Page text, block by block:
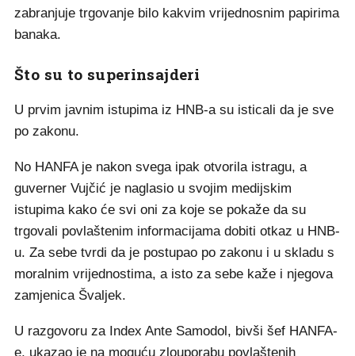
zabranjuje trgovanje bilo kakvim vrijednosnim papirima
banaka.
Što su to superinsajderi
U prvim javnim istupima iz HNB-a su isticali da je sve
po zakonu.
No HANFA je nakon svega ipak otvorila istragu, a
guverner Vujčić je naglasio u svojim medijskim
istupima kako će svi oni za koje se pokaže da su
trgovali povlaštenim informacijama dobiti otkaz u HNB-
u. Za sebe tvrdi da je postupao po zakonu i u skladu s
moralnim vrijednostima, a isto za sebe kaže i njegova
zamjenica Švaljek.
U razgovoru za Index Ante Samodol, bivši šef HANFA-
e, ukazao je na moguću zlouporabu povlaštenih